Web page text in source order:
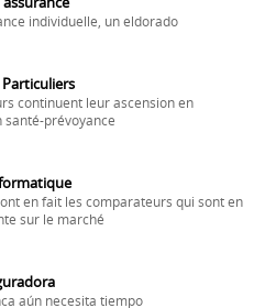
individuelle, un eldorado
Particuliers
continuent leur ascension en
santé-prévoyance
en fait les comparateurs qui sont en
sur le marché
aún necesita tiempo